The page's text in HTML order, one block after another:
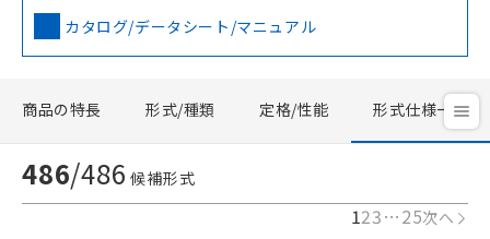
カタログ/データシート/マニュアル
商品の特長 形式/種類 定格/性能 形式仕様一覧
486/486 候補形式
123…25次へ